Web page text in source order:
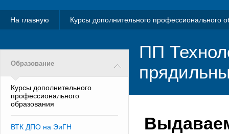
На главную Курсы дополнительного профессионального
Образование
Курсы дополнительного
профессионального
образования
ВТК ДПО на ЭиГН
ПП